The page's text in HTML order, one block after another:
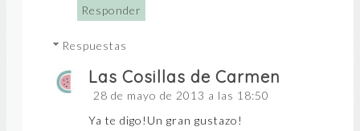
Responder
Respuestas
Las Cosillas de Carmen
28 de mayo de 2013 a las 18:50
Ya te digo!Un gran gustazo!